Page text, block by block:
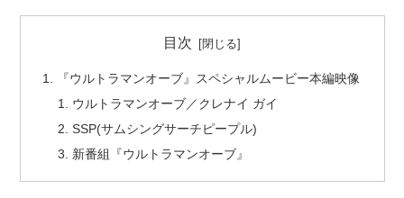
目次
『ウル­­トラマンオーブ』スペシャルムービー本編映像
ウルトラマンオーブ／クレナイ ガイ
SSP(サムシングサーチピープル)
新番組『ウル­­トラマンオーブ』